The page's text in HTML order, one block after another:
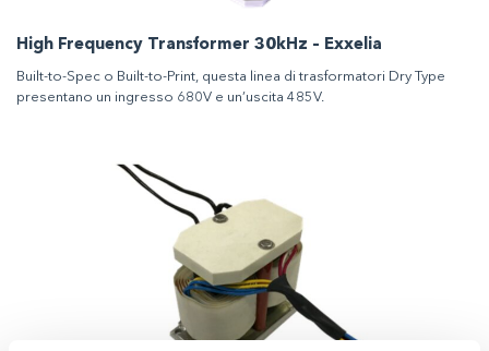
High Frequency Transformer 30kHz – Exxelia
Built-to-Spec o Built-to-Print, questa linea di trasformatori Dry Type
presentano un ingresso 680V e un’uscita 485V.